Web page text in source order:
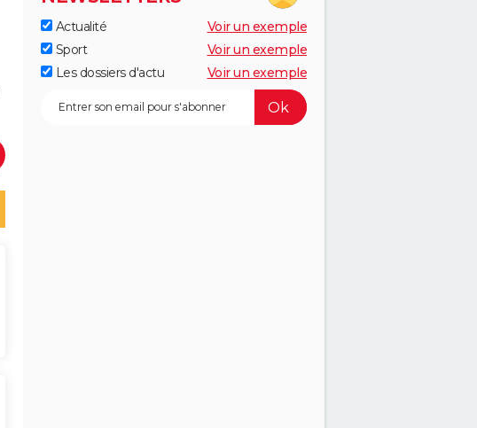
Actualité
Voir un exemple
Sport
Voir un exemple
Les dossiers d'actu
Voir un exemple